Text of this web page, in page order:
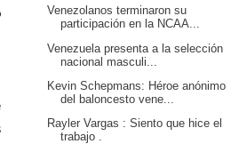
Venezolanos terminaron su
participación en la NCAA...
Venezuela presenta a la selección
nacional masculi...
Kevin Schepmans: Héroe anónimo
del baloncesto vene...
Rayler Vargas : Siento que hice el
trabajo .